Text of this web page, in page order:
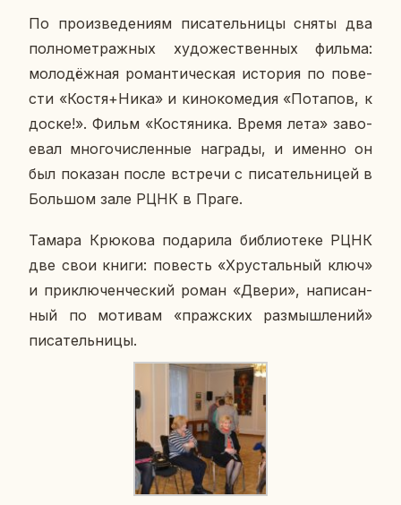
По про­из­ве­де­ни­ям пи­са­тель­ни­цы сняты два
пол­но­мет­раж­ных ху­до­же­ствен­ных фильма:
мо­ло­дёж­ная ро­ман­ти­че­ская ис­то­рия по по­ве­
сти «Костя+Ника» и ки­но­ко­ме­дия «По­та­пов, к
доске!». Фильм «Ко­стя­ни­ка. Время лета» за­во­
е­вал мно­го­чис­лен­ные на­гра­ды, и именно он
был по­ка­зан после встре­чи с пи­са­тель­ни­цей в
Боль­шом зале РЦНК в Праге.
Тамара Крю­ко­ва по­да­ри­ла биб­лио­те­ке РЦНК
две свои книги: по­весть «Хру­сталь­ный ключ»
и при­клю­чен­че­ский роман «Двери», на­пи­сан­
ный по мо­ти­вам «праж­ских раз­мыш­ле­ний»
пи­са­тель­ни­цы.